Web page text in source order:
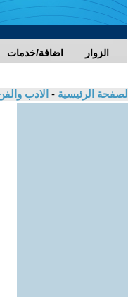
اضافة/خدمات الزوار
الصفحة الرئيسية - الادب